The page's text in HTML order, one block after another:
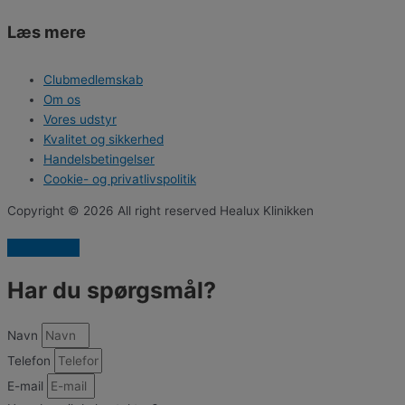
Læs mere
Clubmedlemskab
Om os
Vores udstyr
Kvalitet og sikkerhed
Handelsbetingelser
Cookie- og privatlivspolitik
Copyright © 2026 All right reserved Healux Klinikken
Har du spørgsmål?
Navn
Telefon
E-mail